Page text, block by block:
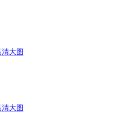
大图
大图